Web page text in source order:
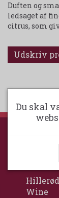
Duften og
ledsaget af
citrus, som
Udskriv
Wine
Du skal